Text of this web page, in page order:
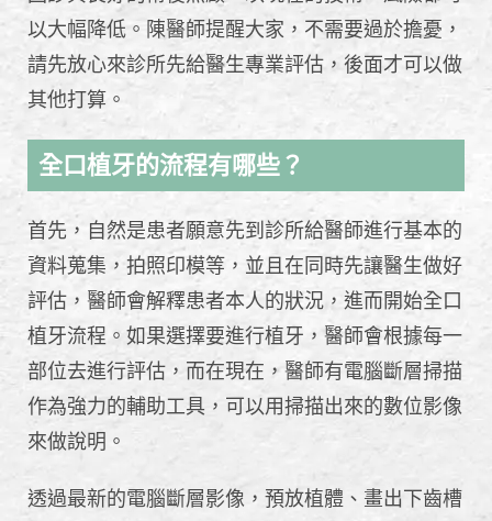
以大幅降低。陳醫師提醒大家，不需要過於擔憂，
請先放心來診所先給醫生專業評估，後面才可以做
其他打算。
全口植牙的流程有哪些？
首先，自然是患者願意先到診所給醫師進行基本的
資料蒐集，拍照印模等，並且在同時先讓醫生做好
評估，醫師會解釋患者本人的狀況，進而開始全口
植牙流程。如果選擇要進行植牙，醫師會根據每一
部位去進行評估，而在現在，醫師有電腦斷層掃描
作為強力的輔助工具，可以用掃描出來的數位影像
來做說明。
透過最新的電腦斷層影像，預放植體、畫出下齒槽